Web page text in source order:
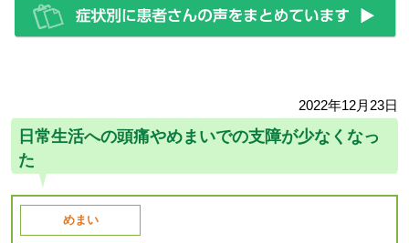
2022年12月23日
日常生活への頭痛やめまいでの支障が少なくなっ
た
めまい